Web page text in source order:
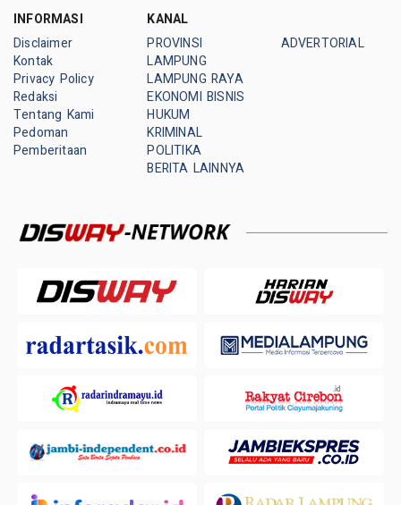
INFORMASI
Disclaimer
Kontak
Privacy Policy
Redaksi
Tentang Kami
Pedoman
Pemberitaan
KANAL
PROVINSI
LAMPUNG
LAMPUNG RAYA
EKONOMI BISNIS
HUKUM
KRIMINAL
POLITIKA
BERITA LAINNYA
ADVERTORIAL